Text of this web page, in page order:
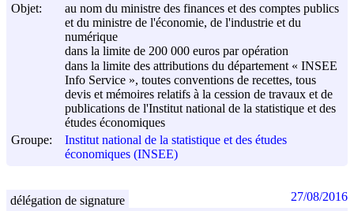
Objet:
au nom du ministre des finances et des comptes publics
et du ministre de l'économie, de l'industrie et du
numérique
dans la limite de 200 000 euros par opération
dans la limite des attributions du département « INSEE
Info Service », toutes conventions de recettes, tous
devis et mémoires relatifs à la cession de travaux et de
publications de l'Institut national de la statistique et des
études économiques
Groupe:
Institut national de la statistique et des études
économiques (INSEE)
délégation de signature 27/08/2016